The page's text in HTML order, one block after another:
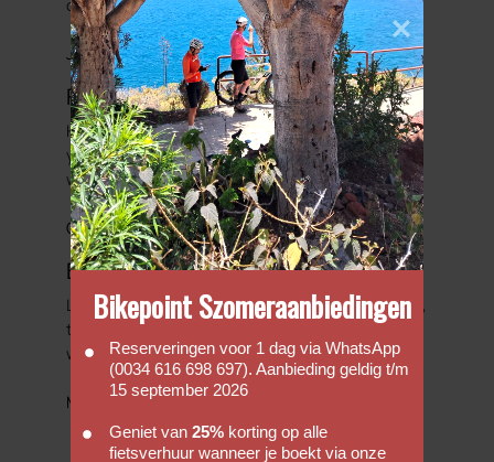
our adventures.
Journals
Faq's
Hopefully our FAQ will be able to answer some of
your basic enquiries with regards to hiring a bike
with us.
Go to FAQs
Bicycle Friendly Hotels
Looking to complete that perfect cycling holiday,
then we have put together a list of hotels that
we would regard as been cycle friendly.
More information
Bikepoint Szomeraanbiedingen
Reserveringen voor 1 dag via WhatsApp
(0034 616 698 697). Aanbieding geldig t/m
15 september 2026
Geniet van 25% korting op alle
fietsverhuur wanneer je boekt via onze